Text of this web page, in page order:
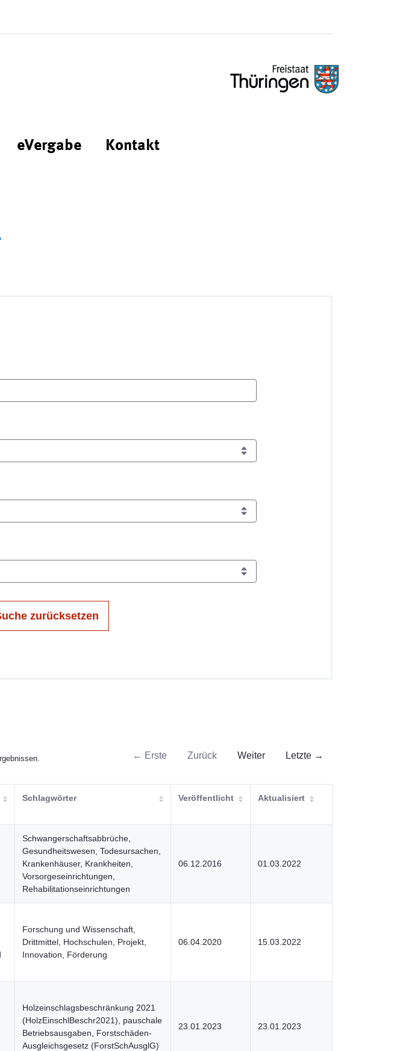
eVergabe Kontakt
zurücksetzen
← Erste Zurück Weiter Letzte →
Schlagwörter Veröffentlicht Aktualisiert
Schwangerschaftsabbrüche,
Gesundheitswesen, Todesursachen,
Krankenhäuser, Krankheiten,
Vorsorgeseinrichtungen,
Rehabilitationseinrichtungen
06.12.2016 01.03.2022
Forschung und Wissenschaft,
Drittmittel, Hochschulen, Projekt,
Innovation, Förderung
06.04.2020 15.03.2022
Holzeinschlagsbeschränkung 2021
(HolzEinschlBeschr2021), pauschale
Betriebsausgaben, Forstschäden-
Ausgleichsgesetz (ForstSchAusglG)
23.01.2023 23.01.2023